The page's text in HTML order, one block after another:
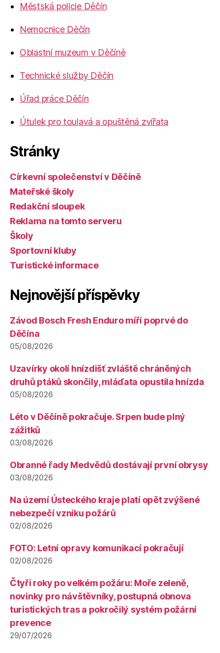
Městská policie Děčín
Nemocnice Děčín
Oblastní muzeum v Děčíně
Technické služby Děčín
Úřad práce Děčín
Útulek pro toulavá a opuštěná zvířata
Stránky
Církevní společenství v Děčíně
Mateřské školy
Redakční sloupek
Reklama na tomto serveru
Školy
Sportovní kluby
Turistické informace
Nejnovější příspěvky
Závod Bosch Fresh Enduro míří poprvé do
Děčína
05/08/2026
Uzavírky okolí hnízdišť zvláště chráněných
druhů ptáků skončily, mláďata opustila hnízda
05/08/2026
Léto v Děčíně pokračuje. Srpen bude plný
zážitků
03/08/2026
Obranné řady Medvědů dostávají první obrysy
03/08/2026
Na území Ústeckého kraje platí opět zvýšené
nebezpečí vzniku požárů
02/08/2026
FOTO: Letní opravy komunikací pokračují
02/08/2026
Čtyři roky po velkém požáru: Moře zeleně,
novinky pro návštěvníky, postupná obnova
turistických tras a pokročilý systém požární
prevence
29/07/2026